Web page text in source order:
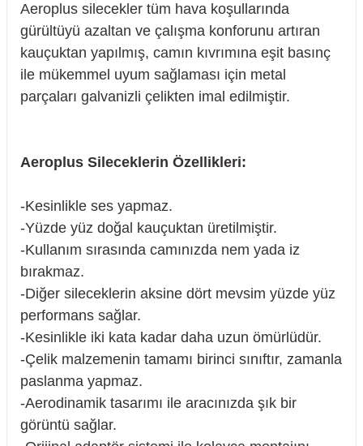
Ürünleri
Rulman
Aeroplus silecekler tüm hava koşullarında
gürültüyü azaltan ve çalışma konforunu artıran
kauçuktan yapılmış, camın kıvrımına eşit basınç
ile mükemmel uyum sağlaması için metal
parçaları galvanizli çelikten imal edilmiştir.
Aeroplus Sileceklerin Özellikleri:
-Kesinlikle ses yapmaz.
-Yüzde yüz doğal kauçuktan üretilmiştir.
-Kullanım sırasında camınızda nem yada iz
bırakmaz.
-Diğer sileceklerin aksine dört mevsim yüzde yüz
performans sağlar.
-Kesinlikle iki kata kadar daha uzun ömürlüdür.
-Çelik malzemenin tamamı birinci sınıftır, zamanla
paslanma yapmaz.
-Aerodinamik tasarımı ile aracınızda şık bir
görüntü sağlar.